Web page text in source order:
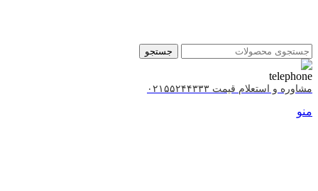
جستجو
مشاوره و استعلام قیمت ۰۲۱۵۵۲۴۴۳۳۳
منو